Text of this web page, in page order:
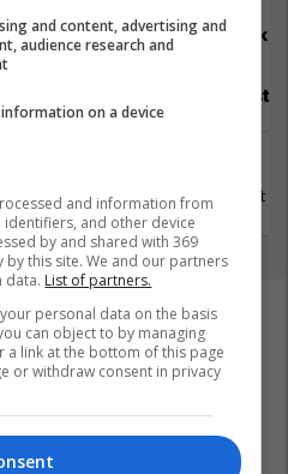
Specialist
3 Gusht
and content, advertising and
audience research and
on a device
and information from
and other device
by and shared with 369
this site. We and our partners
data. List of partners.
personal data on the basis
can object to by managing
link at the bottom of this page
or withdraw consent in privacy